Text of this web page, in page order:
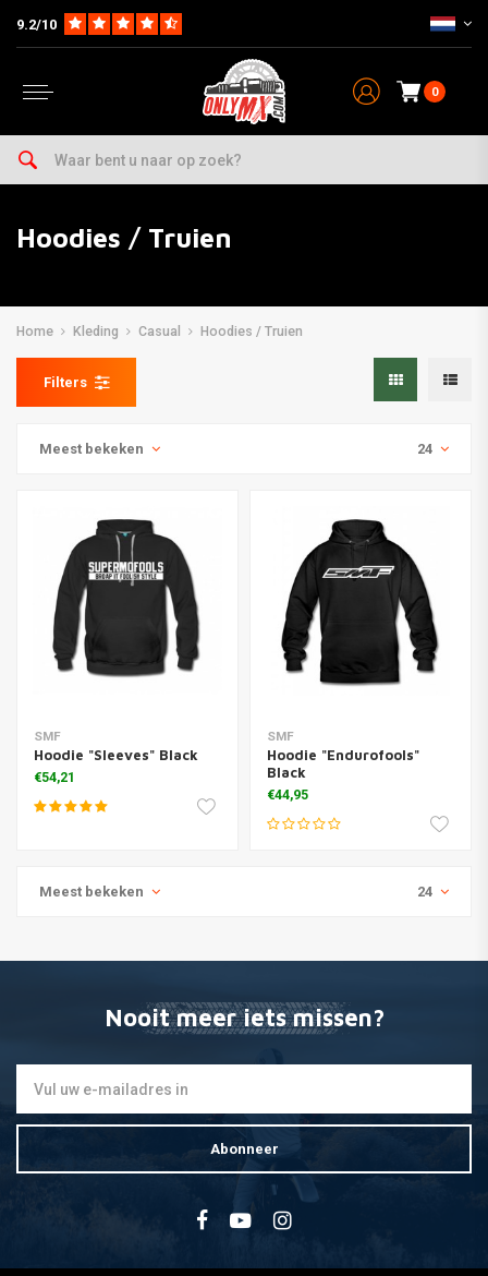
9.2/10
0
Hoodies / Truien
Home Kleding Casual Hoodies / Truien
Filters
Meest bekeken 24
SMF
Hoodie "Sleeves" Black
€54,21
SMF
Hoodie "Endurofools"
Black
€44,95
Meest bekeken 24
Nooit meer iets missen?
Abonneer